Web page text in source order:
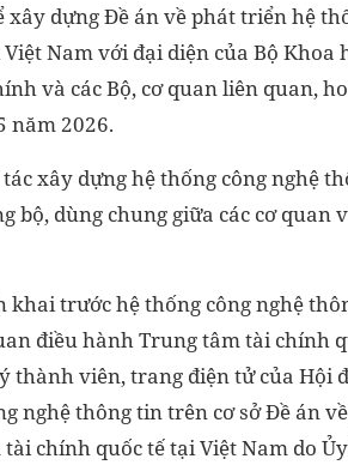
xây dựng Đề án về phát triển hệ
Nam với đại diện của Bộ Khoa
và các Bộ, cơ quan liên quan,
năm 2026.
xây dựng hệ thống công nghệ
bộ, dùng chung giữa các cơ quan
khai trước hệ thống công nghệ
điều hành Trung tâm tài chính
thành viên, trang điện tử của Hội
nghệ thông tin trên cơ sở Đề án
chính quốc tế tại Việt Nam do